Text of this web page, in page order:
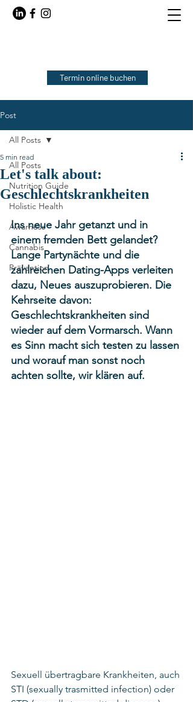
Termin online buchen
Post
All Posts
Nutrition Guide
Holistic Health
Awarness
Cannabis
Prävention
All Posts
Let's talk about:
Geschlechtskrankheiten
5 min read
Ins neue Jahr getanzt und in
einem fremden Bett gelandet?
Lange Partynächte und die
zahlreichen Dating-Apps verleiten
dazu, Neues auszuprobieren. Die
Kehrseite davon:
Geschlechtskrankheiten sind
wieder auf dem Vormarsch. Wann
es Sinn macht sich testen zu lassen
und worauf man sonst noch
achten sollte, wir klären auf.
Sexuell übertragbare Krankheiten, auch
STI (sexually trasmitted infection) oder